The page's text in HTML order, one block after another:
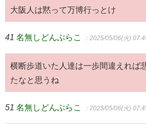
大阪人は黙って万博行っとけ
41 名無しどんぶらこ ：2025/05/06(火)
横断歩道いた人達は一歩間違えれば
たなと思うね
51 名無しどんぶらこ ：2025/05/06(火)